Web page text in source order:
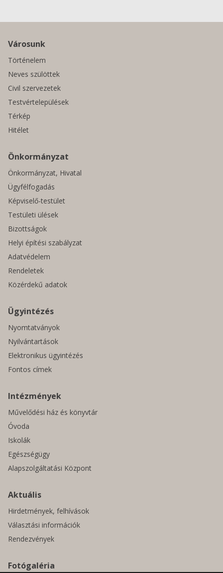
Városunk
Történelem
Neves szülöttek
Civil szervezetek
Testvértelepülések
Térkép
Hitélet
Önkormányzat
Önkormányzat, Hivatal
Ügyfélfogadás
Képviselő-testület
Testületi ülések
Bizottságok
Helyi építési szabályzat
Adatvédelem
Rendeletek
Közérdekű adatok
Ügyintézés
Nyomtatványok
Nyilvántartások
Elektronikus ügyintézés
Fontos címek
Intézmények
Művelődési ház és könyvtár
Óvoda
Iskolák
Egészségügy
Alapszolgáltatási Központ
Aktuális
Hirdetmények, felhívások
Választási információk
Rendezvények
Fotógaléria